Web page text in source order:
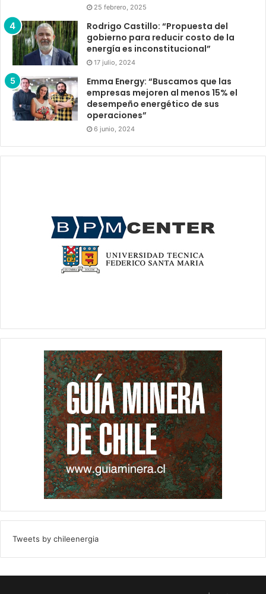
25 febrero, 2025
Rodrigo Castillo: “Propuesta del
gobierno para reducir costo de la
energía es inconstitucional”
17 julio, 2024
Emma Energy: “Buscamos que las
empresas mejoren al menos 15% el
desempeño energético de sus
operaciones”
6 junio, 2024
Tweets by chileenergia